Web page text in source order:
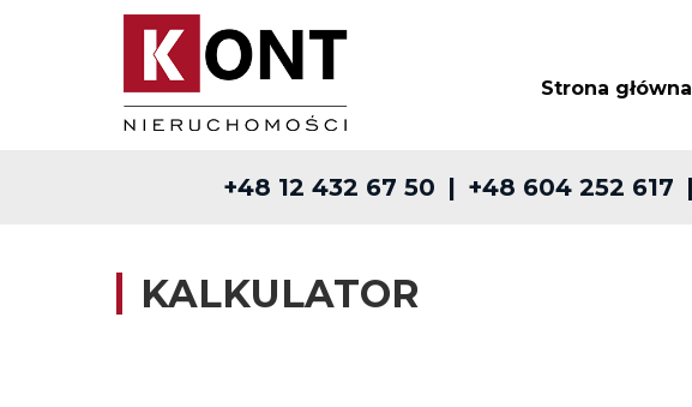
Strona główna
+48 12 432 67 50 +48 604 252 617
KALKULATOR